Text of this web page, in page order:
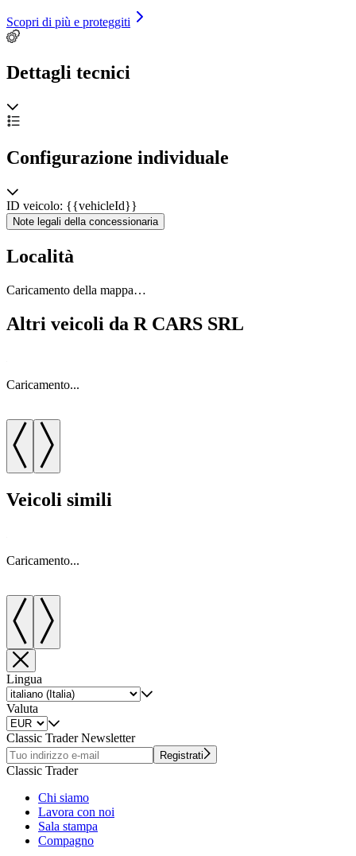
Scopri di più e proteggiti
Dettagli tecnici
Configurazione individuale
ID veicolo: {{vehicleId}}
Note legali della concessionaria
Località
Caricamento della mappa…
Altri veicoli da R CARS SRL
Caricamento...
Veicoli simili
Caricamento...
Lingua
Valuta
Classic Trader Newsletter
Registrati
Classic Trader
Chi siamo
Lavora con noi
Sala stampa
Compagno